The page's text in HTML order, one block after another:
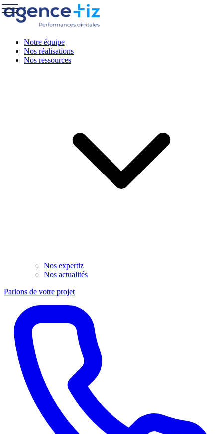
Notre équipe
Nos réalisations
Nos ressources
Nos expertiz
Nos actualités
Parlons de votre projet